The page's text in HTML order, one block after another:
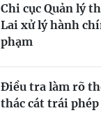
Chi cục Quản lý
Lai xử lý hành
phạm
Điều tra làm rõ
thác cát trái phép